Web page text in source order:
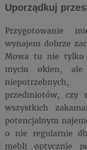
Uporządkuj
Przygotowanie
wynajem dobrze
Mowa tu nie tylko
myciu okien,
przedmiotów, czy
wszystkich
potencjalnym
o nie regularnie
mebli optycznie